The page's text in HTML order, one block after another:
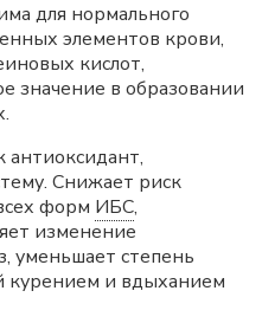
для нормального
элементов крови,
кислот,
значение в образовании
антиоксидант,
Снижает риск
форм ИБС,
изменение
уменьшает степень
курением и вдыханием